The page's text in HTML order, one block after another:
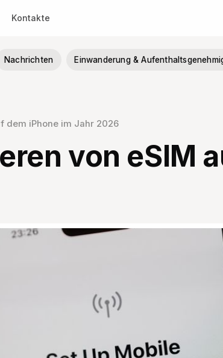
Kontakte
Nachrichten Einwanderung &
dem iPhone im Jahr 2026
von eSIM